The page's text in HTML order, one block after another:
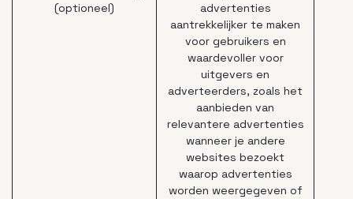
(optioneel)
advertenties
aantrekkelijker te maken
voor gebruikers en
waardevoller voor
uitgevers en
adverteerders, zoals het
aanbieden van
relevantere advertenties
wanneer je andere
websites bezoekt
waarop advertenties
worden weergegeven of